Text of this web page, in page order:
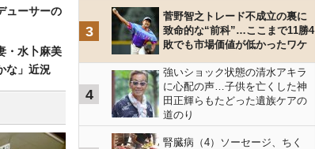
ューサーの
・水卜麻美
な」近況
3
菅野智之トレード不成立の裏に
致命的な“前科”…ここまで11勝4
敗でも市場価値が低かったワケ
4
強いショック状態の清水アキラ
に心配の声…子供を亡くした神
田正輝らもたどった遺族ケアの
道のり
腎臓病（4）ソーセージ、ちく